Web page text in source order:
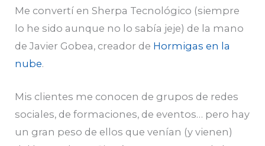
Me convertí en Sherpa Tecnológico (siempre
lo he sido aunque no lo sabía jeje) de la mano
de Javier Gobea, creador de Hormigas en la
nube.
Mis clientes me conocen de grupos de redes
sociales, de formaciones, de eventos… pero hay
un gran peso de ellos que venían (y vienen)